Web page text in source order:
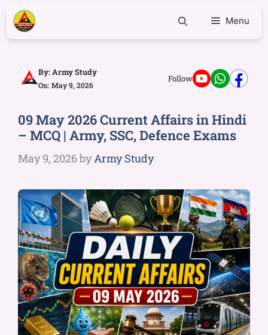
Menu
By:Army Study
On: May 9, 2026
Follow
09 May 2026 Current Affairs in Hindi
– MCQ | Army, SSC, Defence Exams
May 9, 2026byArmy Study